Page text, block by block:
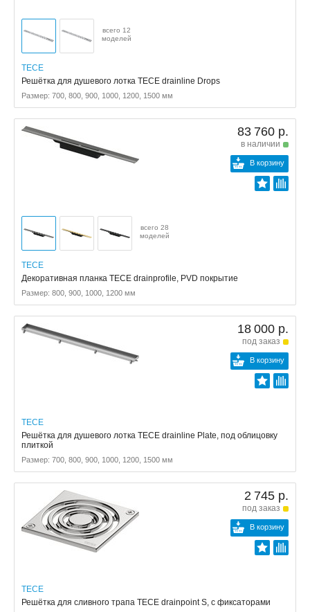
всего 12
моделей
TECE
Решётка для душевого лотка TECE drainline Drops
Размер: 700, 800, 900, 1000, 1200, 1500 мм
83 760 р.
в наличии
В корзину
всего 28
моделей
TECE
Декоративная планка TECE drainprofile, PVD покрытие
Размер: 800, 900, 1000, 1200 мм
18 000 р.
под заказ
В корзину
TECE
Решётка для душевого лотка TECE drainline Plate, под облицовку
плиткой
Размер: 700, 800, 900, 1000, 1200, 1500 мм
2 745 р.
под заказ
В корзину
TECE
Решётка для сливного трапа TECE drainpoint S, с фиксаторами